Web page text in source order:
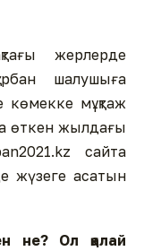
жерлерде
шалушыға
көмекке мұқтаж
өткен жылдағы
сайта
жүзеге асатын
не? Ол қалай